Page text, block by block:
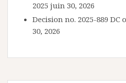
2025 juin 30, 2026
Decision no. 2025-889 DC
30, 2026